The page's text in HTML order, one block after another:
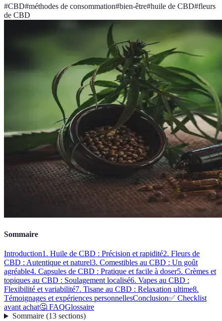
#CBD#méthodes de consommation#bien-être#huile de CBD#fleurs
de CBD
Sommaire
Introduction1. Huile de CBD : Précision et rapidité2. Fleurs de
CBD : Autentique et naturel3. Comestibles au CBD : Un goût
agréable4. Capsules de CBD : Pratique et facile à doser5. Crèmes et
topiques au CBD : Soulagement localisé6. Vapes au CBD :
Flexibilité et variabilité7. Tisane au CBD : Relaxation ultime8.
Témoignages et expériences personnellesConclusion✅ Checklist
avant achat🤔 FAQGlossaire
Sommaire(13 sections)